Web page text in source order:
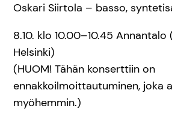
Oskari Siirtola – basso,
8.10. klo 10.00–10.45
Helsinki)
(HUOM! Tähän konserttiin on
ennakkoilmoittautuminen, joka
myöhemmin.)